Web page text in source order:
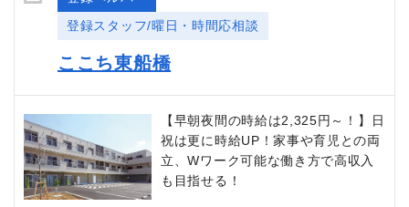
登録スタッフ/曜日・時間応相談
ここち東船橋
【早朝夜間の時給は2,325円～！】日
祝は更に時給UP！家事や育児との両
立、Wワーク可能な働き方で高収入
も目指せる！